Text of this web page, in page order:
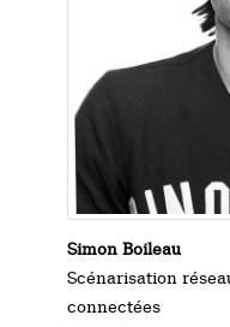
Simon Boileau
Scénarisation
connectées